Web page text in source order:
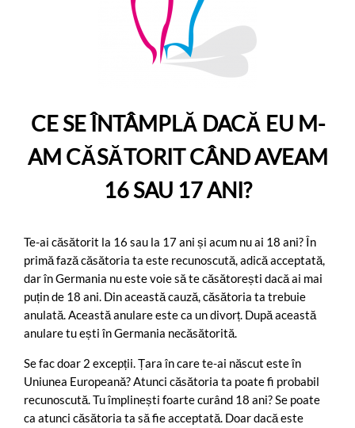
CE SE ÎNTÂMPLĂ DACĂ EU M-
AM CĂSĂTORIT CÂND AVEAM
16 SAU 17 ANI?
Te-ai căsătorit la 16 sau la 17 ani și acum nu ai 18 ani? În
primă fază căsătoria ta este recunoscută, adică acceptată,
dar în Germania nu este voie să te căsătorești dacă ai mai
puțin de 18 ani. Din această cauză, căsătoria ta trebuie
anulată. Această anulare este ca un divorț. După această
anulare tu ești în Germania necăsătorită.
Se fac doar 2 excepții. Țara în care te-ai născut este în
Uniunea Europeană? Atunci căsătoria ta poate fi probabil
recunoscută. Tu împlinești foarte curând 18 ani? Se poate
ca atunci căsătoria ta să fie acceptată. Doar dacă este